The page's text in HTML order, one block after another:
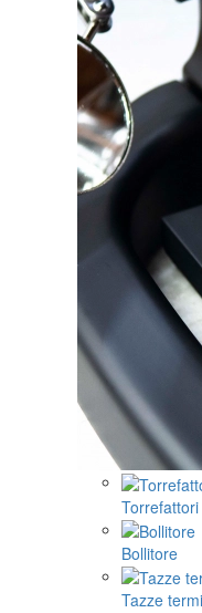
Bollitore
Tazze